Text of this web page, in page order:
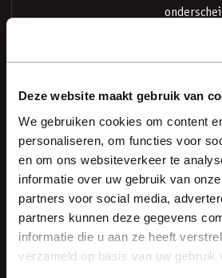
Deze website maakt gebruik van
We gebruiken cookies om content
personaliseren, om functies voor
en om ons websiteverkeer te
informatie over uw gebruik van
partners voor social media,
partners kunnen deze gegevens
informatie die u aan ze heeft
verzameld op basis van uw gebruik
earchitecten
.nl
door
cross-site
te
cookie is
voor de
de website
bezoeker.